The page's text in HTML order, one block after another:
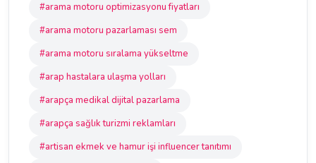
#arama motoru optimizasyonu fiyatları
#arama motoru pazarlaması sem
#arama motoru sıralama yükseltme
#arap hastalara ulaşma yolları
#arapça medikal dijital pazarlama
#arapça sağlık turizmi reklamları
#artisan ekmek ve hamur işi influencer tanıtımı